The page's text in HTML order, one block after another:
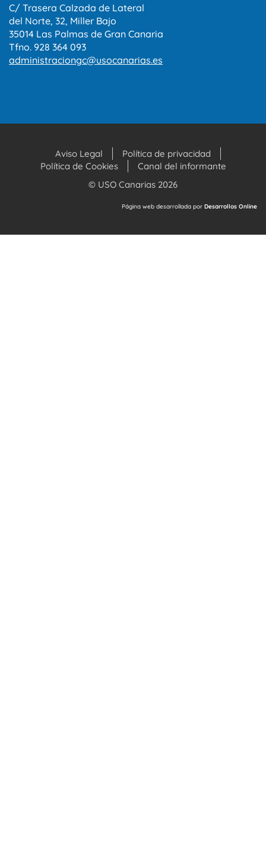
C/ Trasera Calzada de Lateral
del Norte, 32, Miller Bajo
35014 Las Palmas de Gran Canaria
Tfno. 928 364 093
administraciongc@usocanarias.es
Aviso Legal
Política de privacidad
Política de Cookies
Canal del informante
© USO Canarias 2026
Página web desarrollada por Desarrollos Online